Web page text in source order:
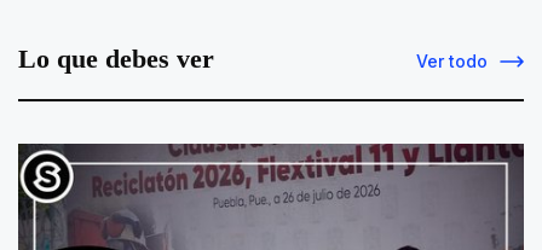
Lo que debes ver Ver todo